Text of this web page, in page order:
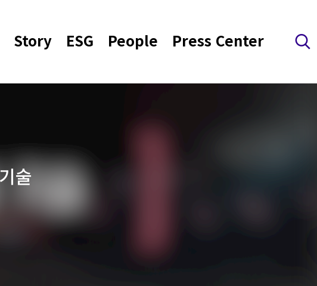
Story ESG People Press Center 검색 레이어 열기
술